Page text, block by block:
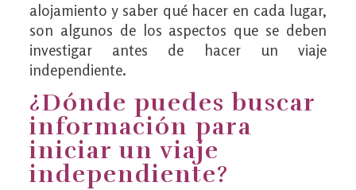
alojamiento y saber qué hacer en cada lugar,
son algunos de los aspectos que se deben
investigar antes de hacer un viaje
independiente.
¿Dónde puedes buscar
información para
iniciar un viaje
independiente?